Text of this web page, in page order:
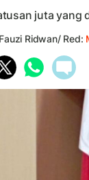
juta yang
Ridwan/ Red: